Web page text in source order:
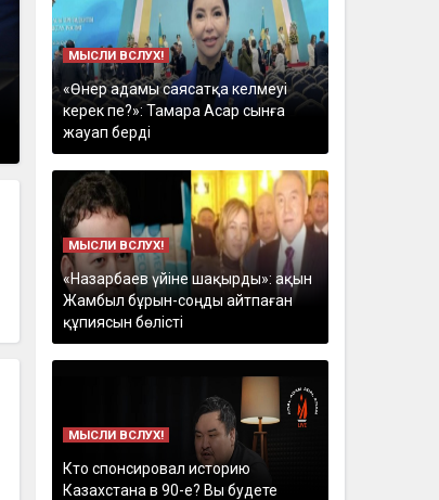
МЫСЛИ ВСЛУХ!
«Өнер адамы саясатқа келмеуі
керек пе?»: Тамара Асар сынға
жауап берді
МЫСЛИ ВСЛУХ!
«Назарбаев үйіне шақырды»: ақын
Жамбыл бұрын-соңды айтпаған
құпиясын бөлісті
МЫСЛИ ВСЛУХ!
Кто спонсировал историю
Казахстана в 90-е? Вы будете